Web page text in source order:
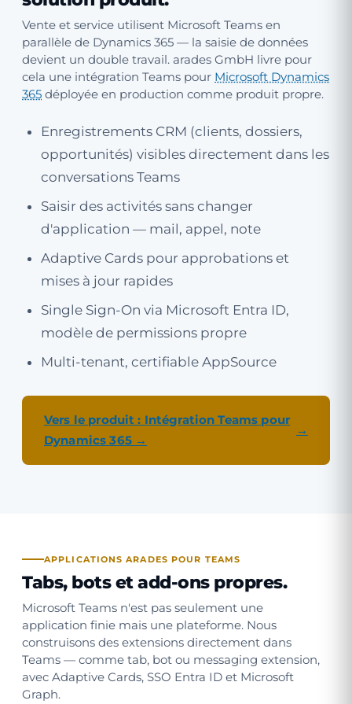
Vente et service utilisent Microsoft Teams en
parallèle de Dynamics 365 — la saisie de données
devient un double travail. arades GmbH livre pour
cela une intégration Teams pour Microsoft Dynamics
365 déployée en production comme produit propre.
Enregistrements CRM (clients, dossiers,
opportunités) visibles directement dans les
conversations Teams
Saisir des activités sans changer
d'application — mail, appel, note
Adaptive Cards pour approbations et
mises à jour rapides
Single Sign-On via Microsoft Entra ID,
modèle de permissions propre
Multi-tenant, certifiable AppSource
Vers le produit : Intégration Teams pour
Dynamics 365 →
APPLICATIONS ARADES POUR TEAMS
Tabs, bots et add-ons propres.
Microsoft Teams n'est pas seulement une
application finie mais une plateforme. Nous
construisons des extensions directement dans
Teams — comme tab, bot ou messaging extension,
avec Adaptive Cards, SSO Entra ID et Microsoft
Graph.